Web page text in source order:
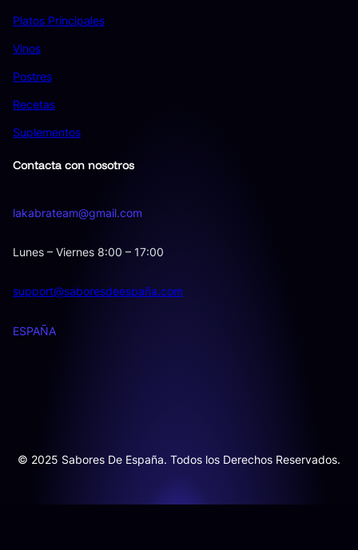
Platos Principales
Vinos
Postres
Recetas
Suplementos
Contacta con nosotros
lakabrateam@gmail.com
Lunes – Viernes 8:00 – 17:00
support@saboresdeespaña.com
ESPAÑA
© 2025 Sabores De España. Todos los Derechos Reservados.